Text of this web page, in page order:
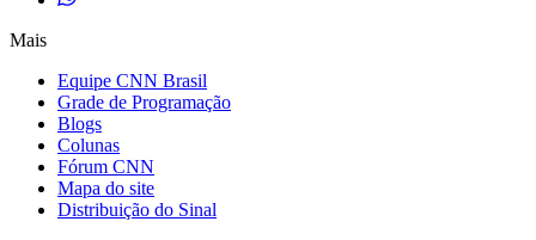
Mais
Equipe CNN Brasil
Grade de Programação
Blogs
Colunas
Fórum CNN
Mapa do site
Distribuição do Sinal